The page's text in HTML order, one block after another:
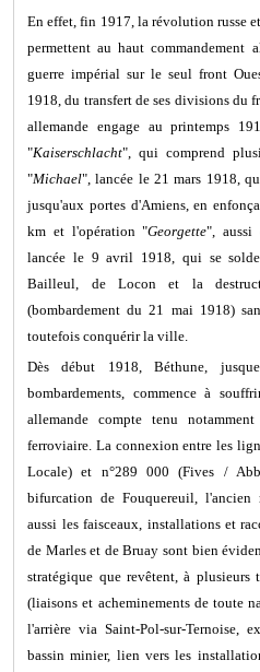
En effet, fin 1917, la révolution russe
permettent au haut commandement
guerre impérial sur le seul front
1918, du transfert de ses divisions du
allemande engage au printemps
"Kaiserschlacht", qui comprend
"Michael", lancée le 21 mars 1918,
jusqu'aux portes d'Amiens, en
km et l'opération "Georgette", aussi
lancée le 9 avril 1918, qui se
Bailleul, de Locon et la
(bombardement du 21 mai 1918)
toutefois conquérir la ville.
Dès début 1918, Béthune,
bombardements, commence à
allemande compte tenu
ferroviaire. La connexion entre les
Locale) et n°289 000 (Fives /
bifurcation de Fouquereuil, l'ancien
aussi les faisceaux, installations et
de Marles et de Bruay sont bien
stratégique que revêtent, à
(liaisons et acheminements de toute
l'arrière via Saint-Pol-sur-Ternoise,
bassin minier, lien vers les